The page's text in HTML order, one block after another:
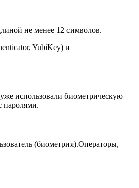
не менее 12 символов.
YubiKey) и
использовали биометрическую
паролями.
(биометрия).Операторы,